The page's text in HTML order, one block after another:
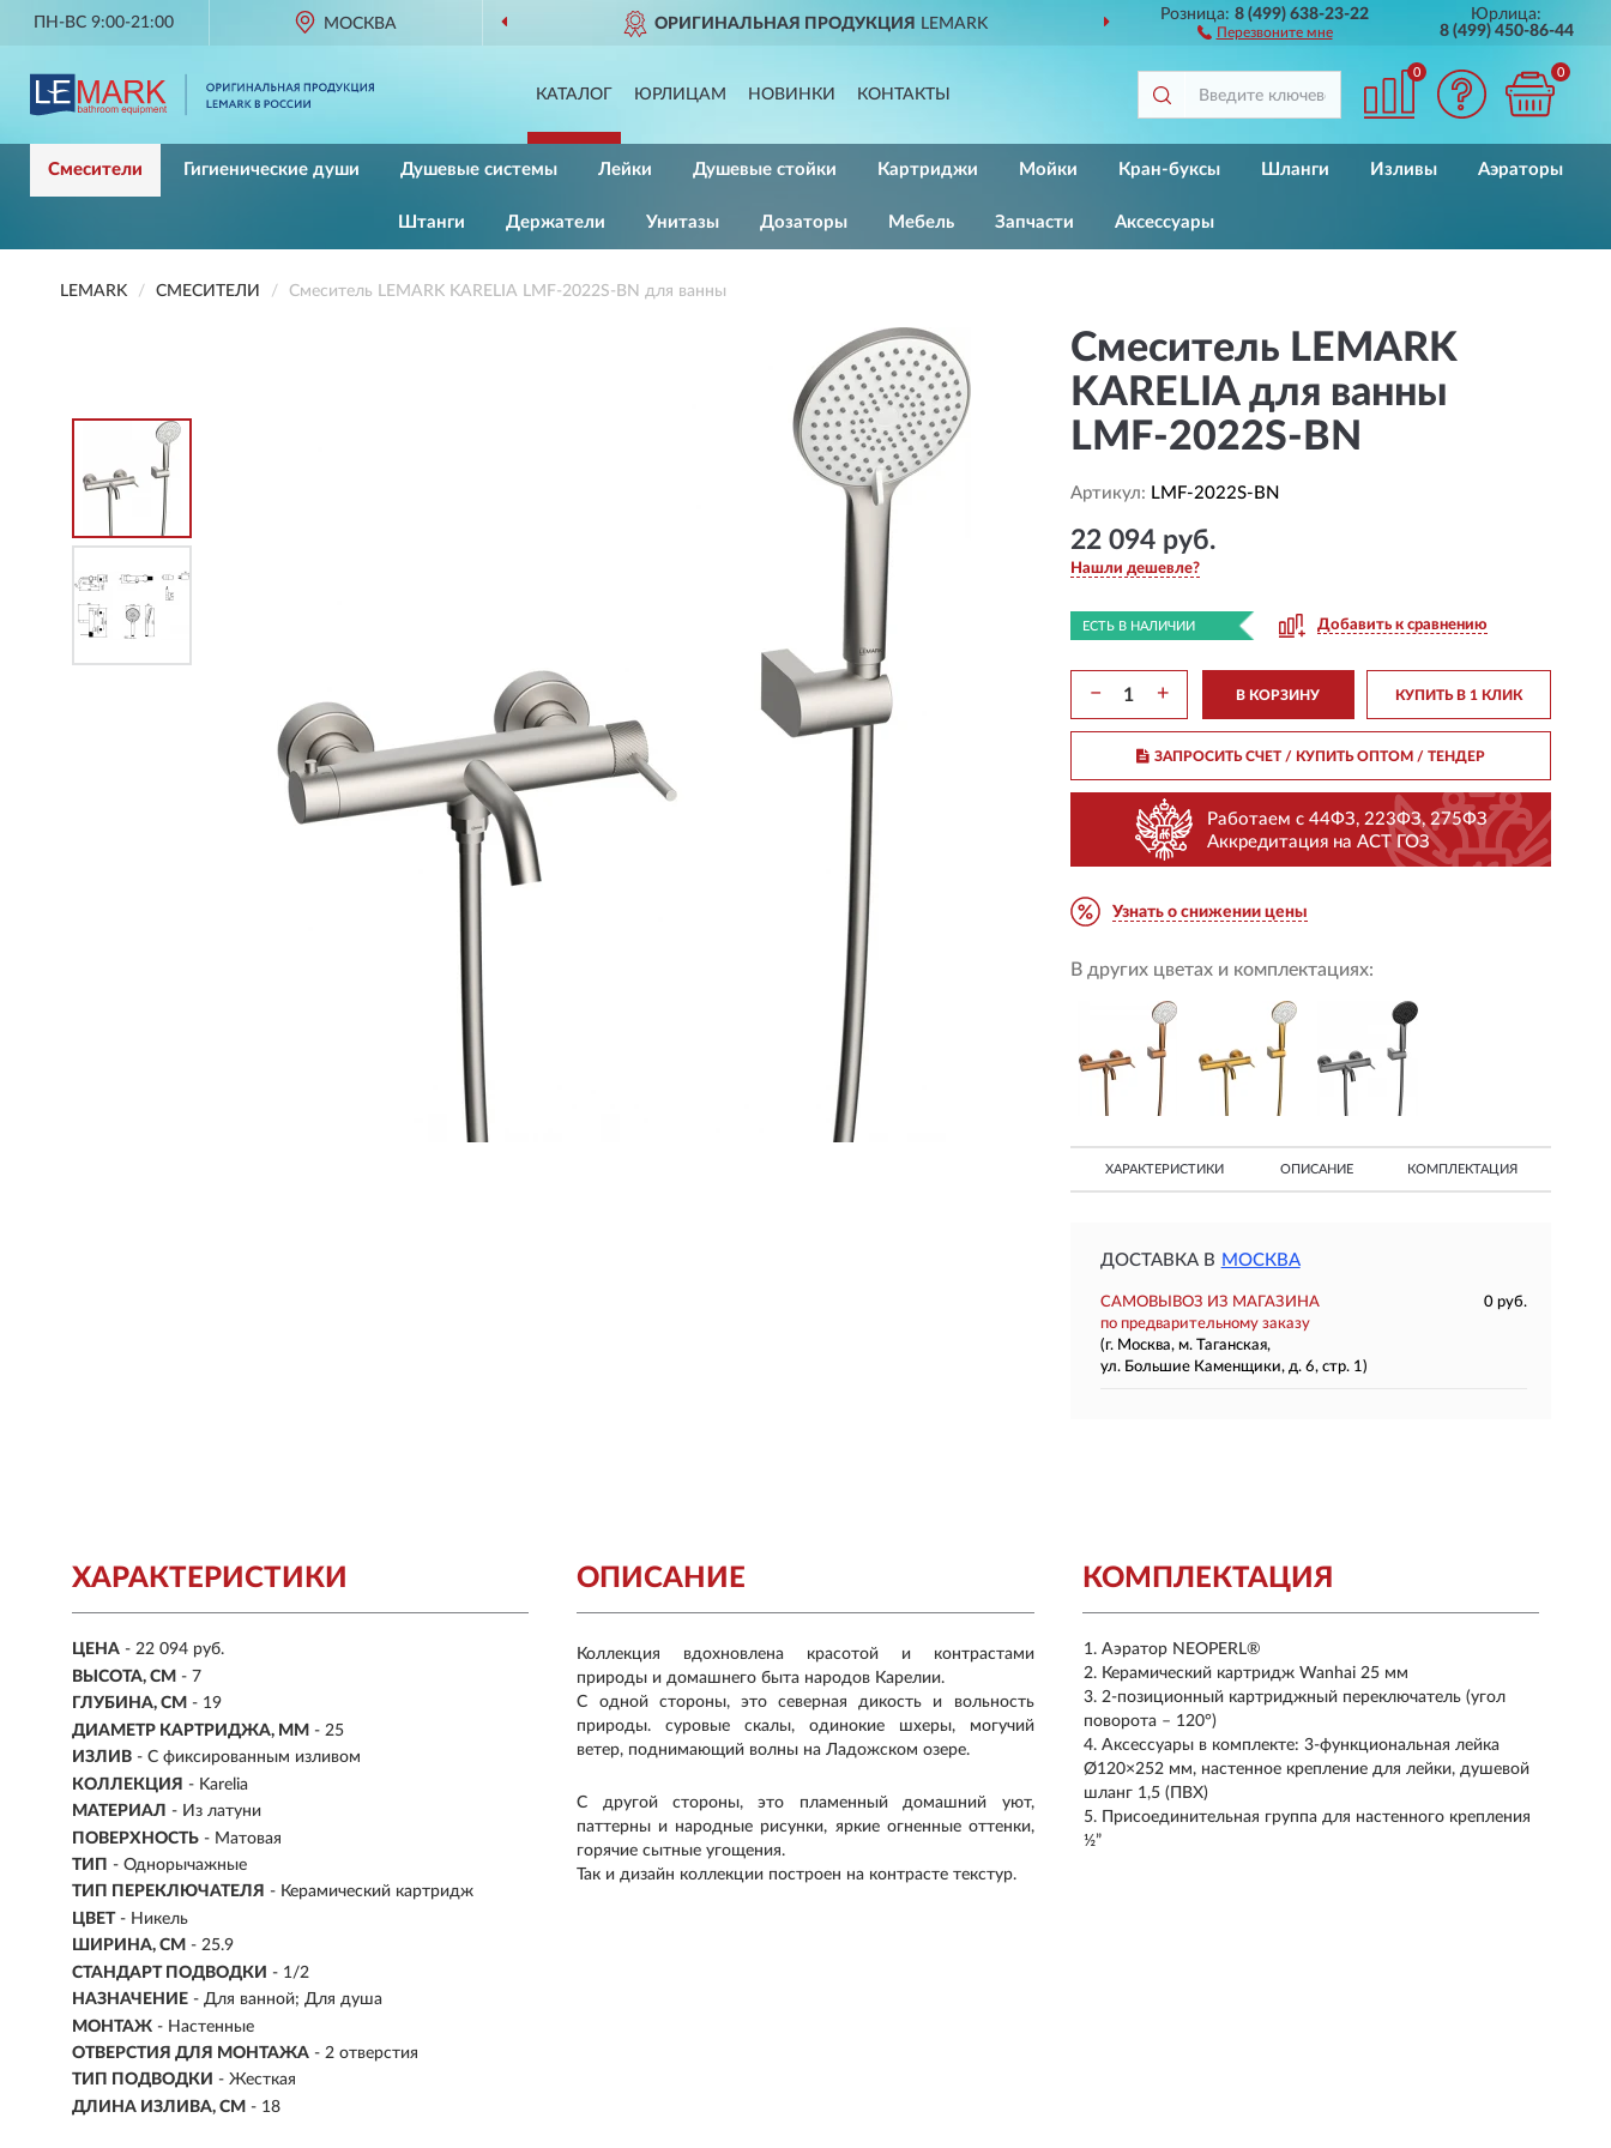
ПН-ВС 9:00-21:00 МОСКВА ОРИГИНАЛЬНАЯ ПРОДУКЦИЯ LEMARK ДОСТАВИМ ПО ВСЕЙ РОССИИ
Розница:8 (499) 638-23-22
Перезвоните мне
Юрлица:
8 (499) 450-86-44
КАТАЛОГ ЮРЛИЦАМ НОВИНКИ КОНТАКТЫ
0 0
Смесители Гигиенические души Душевые системы Лейки Душевые стойки Картриджи Мойки Кран-буксы Шланги Изливы Аэраторы
Штанги Держатели Унитазы Дозаторы Мебель Запчасти Аксессуары
LEMARK СМЕСИТЕЛИ Смеситель LEMARK KARELIA LMF-2022S-BN для ванны
Смеситель LEMARK
KARELIA для ванны
LMF-2022S-BN
Артикул: LMF-2022S-BN
22 094 руб.
Нашли дешевле?
ЕСТЬ В НАЛИЧИИ Добавить к сравнению
− + В КОРЗИНУ КУПИТЬ В 1 КЛИК
ЗАПРОСИТЬ СЧЕТ / КУПИТЬ ОПТОМ/ ТЕНДЕР
Работаем с 44ФЗ, 223ФЗ, 275ФЗ
Аккредитация на АСТ ГОЗ
Узнать о снижении цены
В других цветах и комплектациях:
ХАРАКТЕРИСТИКИ ОПИСАНИЕ КОМПЛЕКТАЦИЯ
ДОСТАВКА В МОСКВА
САМОВЫВОЗ ИЗ МАГАЗИНА
0 руб.
по предварительному заказу
(г. Москва, м. Таганская,
ул. Большие Каменщики, д. 6, стр. 1)
ХАРАКТЕРИСТИКИ
ЦЕНА - 22 094 руб.
ВЫСОТА, СМ - 7
ГЛУБИНА, СМ - 19
ДИАМЕТР КАРТРИДЖА, ММ - 25
ИЗЛИВ - С фиксированным изливом
КОЛЛЕКЦИЯ - Karelia
МАТЕРИАЛ - Из латуни
ПОВЕРХНОСТЬ - Матовая
ТИП - Однорычажные
ТИП ПЕРЕКЛЮЧАТЕЛЯ - Керамический картридж
ЦВЕТ - Никель
ШИРИНА, СМ - 25.9
СТАНДАРТ ПОДВОДКИ - 1/2
НАЗНАЧЕНИЕ - Для ванной; Для душа
МОНТАЖ - Настенные
ОТВЕРСТИЯ ДЛЯ МОНТАЖА - 2 отверстия
ТИП ПОДВОДКИ - Жесткая
ДЛИНА ИЗЛИВА, СМ - 18
КОМПЛЕКТАЦИЯ
Аэратор NEOPERL®
Керамический картридж Wanhai 25 мм
2-позиционный картриджный переключатель (угол
поворота – 120°)
Аксессуары в комплекте: 3-функциональная лейка
Ø120×252 мм, настенное крепление для лейки, душевой
шланг 1,5 (ПВХ)
Присоединительная группа для настенного крепления
½”
ОПИСАНИЕ
Коллекция вдохновлена красотой и контрастами
природы и домашнего быта народов Карелии.
С одной стороны, это северная дикость и вольность
природы. суровые скалы, одинокие шхеры, могучий
ветер, поднимающий волны на Ладожском озере.
С другой стороны, это пламенный домашний уют,
паттерны и народные рисунки, яркие огненные оттенки,
горячие сытные угощения.
Так и дизайн коллекции построен на контрасте текстур.